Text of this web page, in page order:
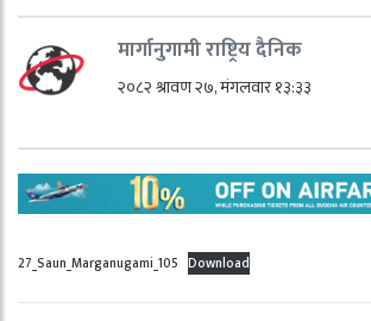
मार्गानुगामी राष्ट्रिय दैनिक
२०८२ श्रावण २७, मंगलवार १३:३३
27_Saun_Marganugami_105 Download